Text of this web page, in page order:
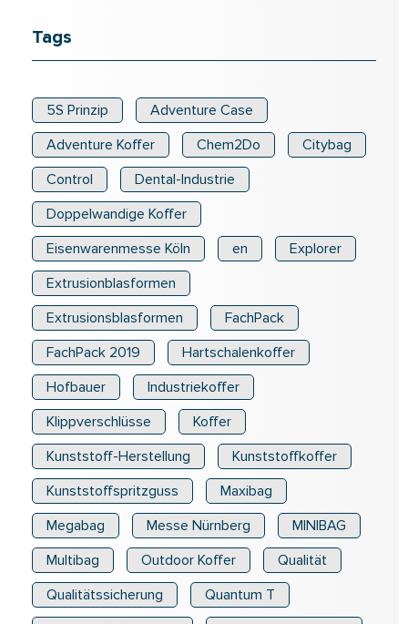
Tags
5S Prinzip
Adventure Case
Adventure Koffer
Chem2Do
Citybag
Control
Dental-Industrie
Doppelwandige Koffer
Eisenwarenmesse Köln
en
Explorer
Extrusionblasformen
Extrusionsblasformen
FachPack
FachPack 2019
Hartschalenkoffer
Hofbauer
Industriekoffer
Klippverschlüsse
Koffer
Kunststoff-Herstellung
Kunststoffkoffer
Kunststoffspritzguss
Maxibag
Megabag
Messe Nürnberg
MINIBAG
Multibag
Outdoor Koffer
Qualität
Qualitätssicherung
Quantum T